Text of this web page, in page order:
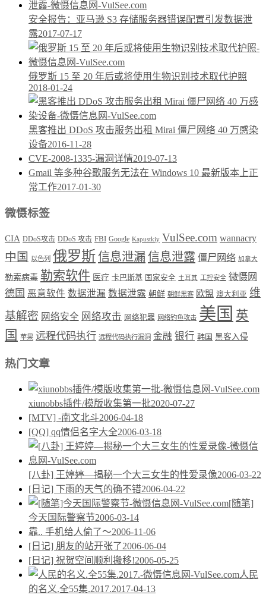
安全报告：亚马逊 S3 存储服务器错误配置引发数据泄
露2017-07-17
俄罗斯 15 至 20 年后或将使用生物识别技术取代护照
2018-01-24
黑客推出 DDoS 攻击服务出租 Mirai 僵尸网络 40 万感染
设备2016-11-28
CVE-2008-1335-漏洞详情2019-07-13
Gmail 等多种谷歌服务无法在 Windows 10 最新版本上正
常工作2017-01-30
微慑标签
CIA DDoS攻击 DDoS 攻击 FBI Google Kapustkiy VulSee.com wannacry
中国 以色列 俄罗斯信息泄漏信息泄露 僵尸网络 加拿大
勒索病毒 勒索软件 医疗 卡巴斯基 国家安全 土耳其 工控安全 微慑网
德国 恶意软件 数据泄漏 数据泄露 朝鲜 朝鲜黑客 欧盟 澳大利亚 维
基解密 网络安全 网络攻击 网络犯罪 网络钓鱼攻击 美国 英
国
苹果 远程代码执行 远程代码执行漏洞 金融 银行 韩国 黑客入侵
热门文章
xiunobbs插件/模版收集第一批2020-07-27
[MTV] -南文北斗2006-04-18
[QQ] qq情侣名字大全2006-03-18
[八卦] 王婷婷—揭秘一个大三女生的性爱录像2006-03-22
[日记] 下雨的天气的确不错2006-04-22
[随笔]
今天国际警察节2006-03-14
靠.. 手机给人偷了～2006-11-06
[日记] 朋友的站开张了2006-06-04
[日记] 祝贺空间顺利搬移!2006-05-25
人民
的名义.全55集.2017.2017-04-13